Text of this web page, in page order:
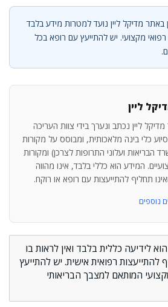
באתר מדיקל ליין נועד למטרות מידע בלבד
רפואי מקצועי. יש להתייעץ עם רופא בכל
ליין
ליין נכתב ונערך בידי צוות העריכה
כלי בינה מלאכותית, ומבוסס על מקורות
הבריאות ועלוני התרופות לצרכן) ומקורות
המידע הוא כללי בלבד, אינו מהווה
ואינו תחליף להתייעצות עם רופא או רוקח.
לידיעה כללית בלבד ואין לראות בו
להתייעצות רפואית אישית. יש להתייעץ
המותאם למצבך הבריאותי